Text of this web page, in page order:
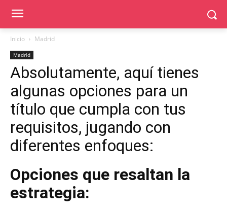
Inicio Madrid
Madrid
Absolutamente, aquí tienes
algunas opciones para un
título que cumpla con tus
requisitos, jugando con
diferentes enfoques:
Opciones que resaltan la
estrategia: